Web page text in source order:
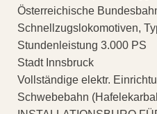
Österreichische
Schnellzugslokomotiven,
Stundenleistung 3.000 PS
Stadt Innsbruck
Vollständige elektr.
Schwebebahn